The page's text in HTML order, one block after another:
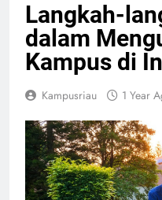
Langkah-
dalam
Kampus di
Kampusriau 1 Year